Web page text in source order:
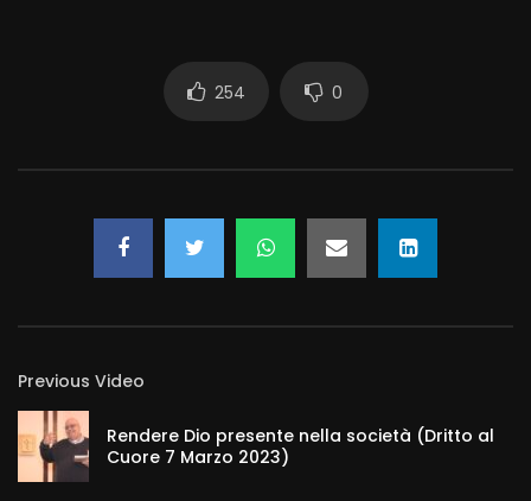
254 0
Previous Video
Rendere Dio presente nella società (Dritto al
Cuore 7 Marzo 2023)